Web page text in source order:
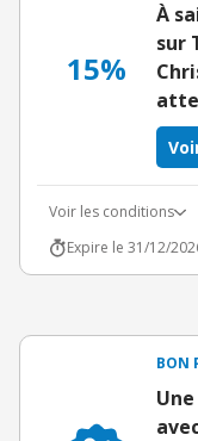
15%
À
sur
Voir les conditions
Expire le 31/12/
BON